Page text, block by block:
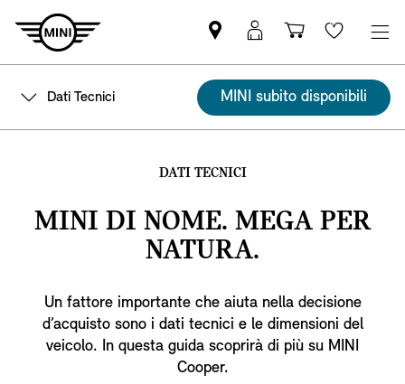
Trovi
partner
MINI
MyMini
login
Carrello
degli
acquisti
Wishlist
Dati Tecnici MINI subito disponibili
DATI TECNICI
MINI DI NOME. MEGA PER
NATURA.
Un fattore importante che aiuta nella decisione
d’acquisto sono i dati tecnici e le dimensioni del
veicolo. In questa guida scoprirà di più su MINI
Cooper.